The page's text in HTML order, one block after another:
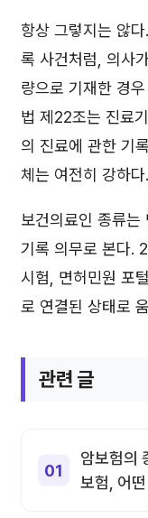
항상 그렇지는 않
록 사건처럼, 의사
량으로 기재한 경
법 제22조는 진료
의 진료에 관한 기
체는 여전히 강하다.
보건의료인 종류는
기록 의무로 본다.
시험, 면허민원 포
로 연결된 상태로
관련 글
암보험의
보험, 어